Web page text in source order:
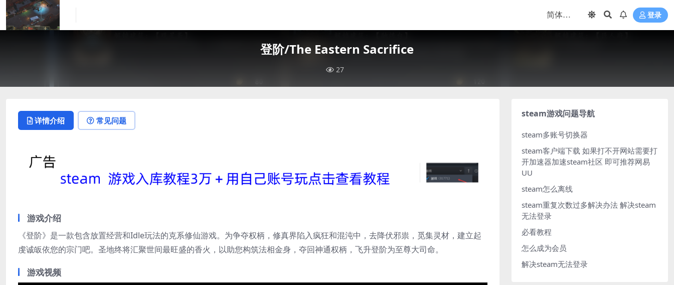
登录
登阶/The Eastern Sacrifice
27
详情介绍 常见问题
游戏介绍
《登阶》是一款包含放置经营和Idle玩法的克系修仙游戏。为争夺权柄，修真界陷入疯狂和混沌中，去降伏邪祟，觅集灵材，建立起
虔诚皈依您的宗门吧。圣地终将汇聚世间最旺盛的香火，以助您构筑法相金身，夺回神通权柄，飞升登阶为至尊大司命。
游戏视频
steam游戏问题导航
steam多账号切换器
steam客户端下载 如果打不开网站需要打
开加速器加速steam社区 即可推荐网易
UU
steam怎么离线
steam重复次数过多解决办法 解决steam
无法登录
必看教程
怎么成为会员
解决steam无法登录